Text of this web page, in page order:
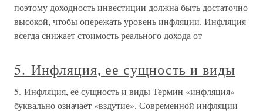
поэтому доходность инвестиции должна быть достаточно
высокой, чтобы опережать уровень инфляции. Инфляция
всегда снижает стоимость реального дохода от
5. Инфляция, ее сущность и виды
5. Инфляция, ее сущность и виды Термин «инфляция»
буквально означает «вздутие». Современной инфляции